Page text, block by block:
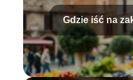
Gdzie iść na